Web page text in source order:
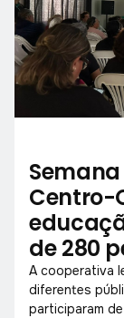
Semana
Centro-
de 280
A cooperativa
diferentes
participaram